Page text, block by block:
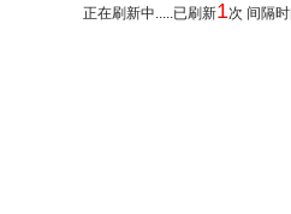
正在刷新中.....已刷新1次 间隔